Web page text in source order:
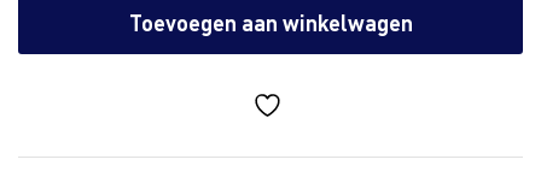
Toevoegen aan winkelwagen